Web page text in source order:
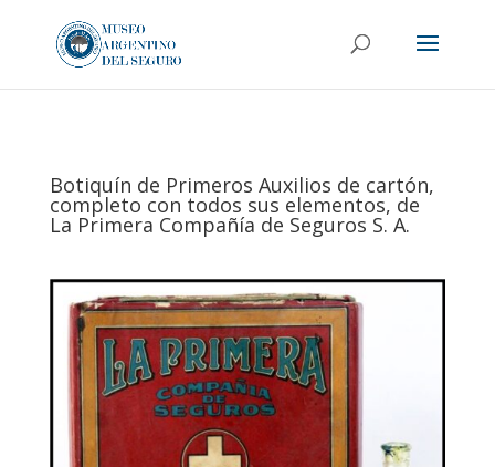
Botiquín de Primeros Auxilios de cartón,
completo con todos sus elementos, de
La Primera Compañía de Seguros S. A.